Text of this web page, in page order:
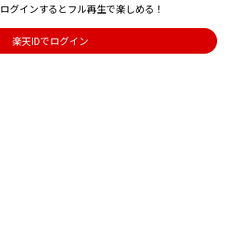
ログインするとフル再生で楽しめる！
楽天IDでログイン